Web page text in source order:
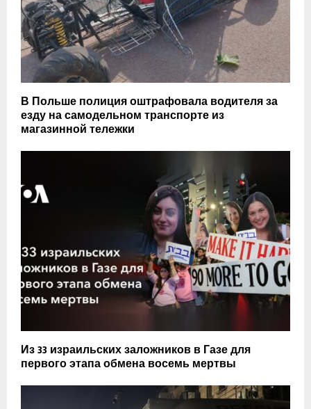
В Польше полиция оштрафовала водителя за
езду на самодельном транспорте из
магазинной тележки
Из 33 израильских заложников в Газе для
первого этапа обмена восемь мертвы